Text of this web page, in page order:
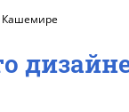
Кашемире